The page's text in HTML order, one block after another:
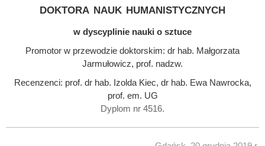
doktora nauk humanistycznych
w dyscyplinie nauki o sztuce
Promotor w przewodzie doktorskim: dr hab. Małgorzata
Jarmułowicz, prof. nadzw.
Recenzenci: prof. dr hab. Izolda Kiec, dr hab. Ewa Nawrocka,
prof. em. UG
Dyplom nr 4516.